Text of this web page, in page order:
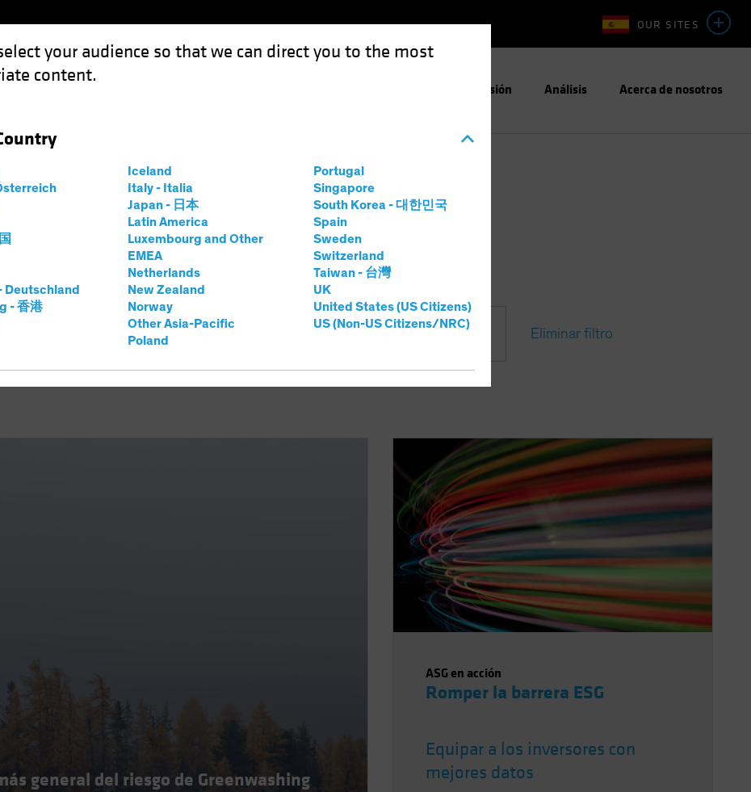
your audience so that we can direct you to the most
content.
Deutschland
- 香港
Iceland
Italy - Italia
Japan - 日本
Latin America
Luxembourg and Other
EMEA
Netherlands
New Zealand
Norway
Other Asia-Pacific
Poland
Portugal
Singapore
South Korea - 대한민국
Spain
Sweden
Switzerland
Taiwan - 台灣
UK
United States (US Citizens)
US (Non-US Citizens/NRC)
OUR SITES
Enfoque de Inversión Análisis Acerca de nosotros
Clase de activos Eliminar filtro
general del riesgo de Greenwashing
ASG en acción
Romper la barrera ESG
Equipar a los inversores con
mejores datos